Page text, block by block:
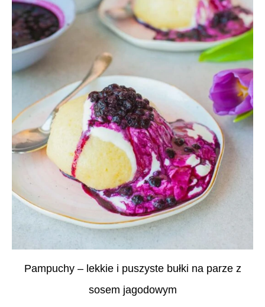
Pampuchy – lekkie i puszyste bułki na parze z
sosem jagodowym